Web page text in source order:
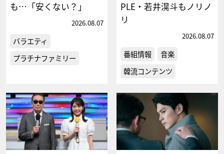
も…「安くない？」
2026.08.07
バラエティ
プラチナファミリー
PLE・若井滉斗もノリノ
リ
2026.08.07
番組情報
音楽
韓流コンテンツ